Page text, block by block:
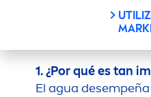
1. ¿Por qué es tan
El agua